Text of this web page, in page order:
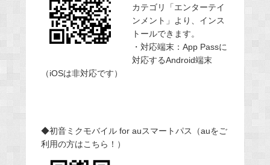
カテゴリ「エンターテイ
ンメント」より、インス
トールできます。
・対応端末：App Passに
対応するAndroid端末
（iOSは非対応です）
◆初音ミクモバイル for auスマートパス（auをご
利用の方はこちら！）